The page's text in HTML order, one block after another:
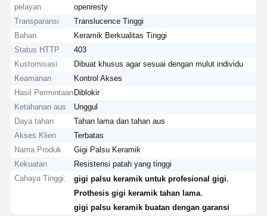
pelayan
openresty
Transparansi
Translucence Tinggi
Bahan
Keramik Berkualitas Tinggi
Status HTTP
403
Kustomisasi
Dibuat khusus agar sesuai dengan mulut individu
Keamanan
Kontrol Akses
Hasil Permintaan Diblokir
Ketahanan aus
Unggul
Daya tahan
Tahan lama dan tahan aus
Akses Klien
Terbatas
Nama Produk
Gigi Palsu Keramik
Kekuatan
Resistensi patah yang tinggi
Cahaya Tinggi:
gigi palsu keramik untuk profesional gigi
Prothesis gigi keramik tahan lama
gigi palsu keramik buatan dengan garansi